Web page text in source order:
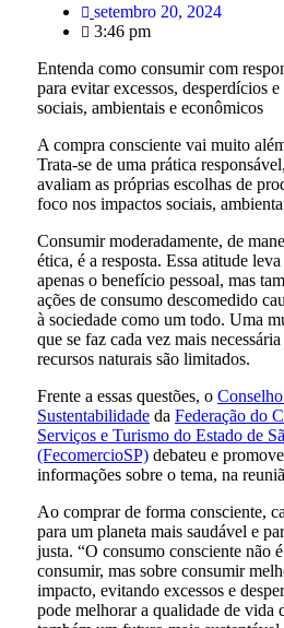
setembro 20, 2024
3:46 pm
Entenda como consumir com
para evitar excessos, desperdícios
sociais, ambientais e econômicos
A compra consciente vai muito
Trata-se de uma prática
avaliam as próprias escolhas de
foco nos impactos sociais,
Consumir moderadamente, de
ética, é a resposta. Essa atitude
apenas o benefício pessoal, mas
ações de consumo descomedido
à sociedade como um todo. Uma
que se faz cada vez mais
recursos naturais são limitados.
Frente a essas questões, o
Sustentabilidade da Federação do
Serviços e Turismo do Estado de
(FecomercioSP) debateu e
informações sobre o tema, na
Ao comprar de forma consciente,
para um planeta mais saudável e
justa. “O consumo consciente não
consumir, mas sobre consumir
impacto, evitando excessos e
pode melhorar a qualidade de vida